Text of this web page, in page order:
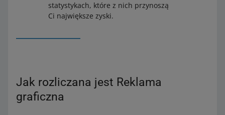
statystykach, które z nich przynoszą
Ci największe zyski.
Jak rozliczana jest Reklama
graficzna